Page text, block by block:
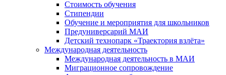
Стоимость обучения
Стипендии
Обучение и мероприятия для школьников
Предуниверсарий МАИ
Детский технопарк «Траектория взлёта»
Международная деятельность
Международная деятельность в МАИ
Миграционное сопровождение